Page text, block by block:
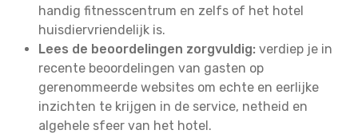
handig fitnesscentrum en zelfs of het hotel
huisdiervriendelijk is.
Lees de beoordelingen zorgvuldig: verdiep je in
recente beoordelingen van gasten op
gerenommeerde websites om echte en eerlijke
inzichten te krijgen in de service, netheid en
algehele sfeer van het hotel.